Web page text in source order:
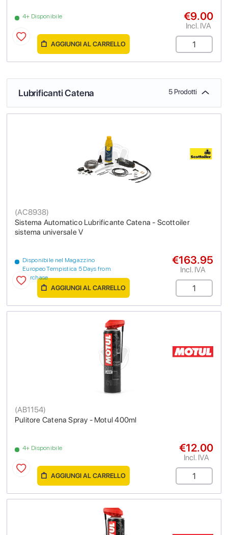
4+ Disponibile €9.00
Incl. IVA
AGGIUNGI AL CARRELLO
Lubrificanti Catena 5 Prodotti
Sistema Automatico Lubrificante Catena - Scottoiler
sistema universale V
(AC8938)
Disponibile nel Magazzino
Europeo Tempistica 5 Days from
purchase
€163.95
Incl. IVA
AGGIUNGI AL CARRELLO
Pulitore Catena Spray - Motul 400ml
(AB1154)
4+ Disponibile €12.00
Incl. IVA
AGGIUNGI AL CARRELLO